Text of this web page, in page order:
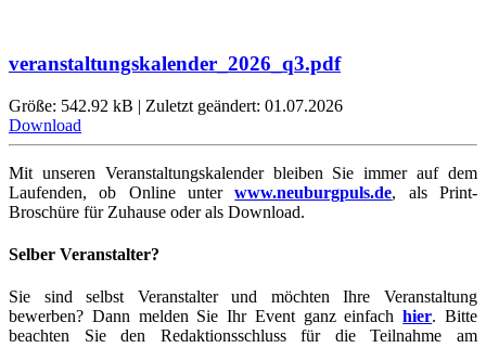
veranstaltungskalender_2026_q3.pdf
Größe: 542.92 kB | Zuletzt geändert: 01.07.2026
Download
Mit unseren Veranstaltungskalender bleiben Sie immer auf dem
Laufenden, ob Online unterwww.neuburgpuls.de,
als Print-
Broschüre für Zuhause oder als Download.
Selber Veranstalter?
Sie sind selbst Veranstalter und möchten Ihre Veranstaltung
bewerben? Dann melden Sie Ihr Event ganz einfachhier. Bitte
beachten Sie den Redaktionsschluss für die Teilnahme am